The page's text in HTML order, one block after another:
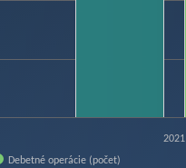
Debetné operácie (počet)
2021